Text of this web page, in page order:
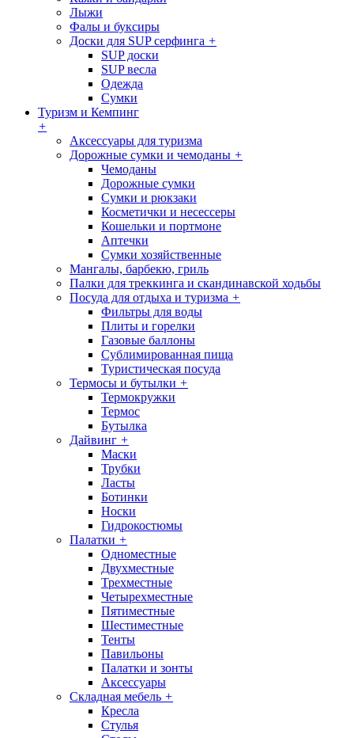
Лыжи
Фалы и буксиры
Доски для SUP серфинга +
SUP доски
SUP весла
Одежда
Сумки
Туризм и Кемпинг
+
Аксессуары для туризма
Дорожные сумки и чемоданы +
Чемоданы
Дорожные сумки
Сумки и рюкзаки
Косметички и несессеры
Кошельки и портмоне
Аптечки
Сумки хозяйственные
Мангалы, барбекю, гриль
Палки для треккинга и скандинавской ходьбы
Посуда для отдыха и туризма +
Фильтры для воды
Плиты и горелки
Газовые баллоны
Сублимированная пища
Туристическая посуда
Термосы и бутылки +
Термокружки
Термос
Бутылка
Дайвинг +
Маски
Трубки
Ласты
Ботинки
Носки
Гидрокостюмы
Палатки +
Одноместные
Двухместные
Трехместные
Четырехместные
Пятиместные
Шестиместные
Тенты
Павильоны
Палатки и зонты
Аксессуары
Складная мебель +
Кресла
Стулья